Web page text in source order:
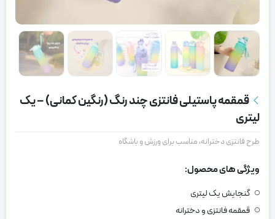
قمقمه پاستیلی فانتزی چند رنگ (رنگین کمانی) – یک
لیتری
طرح فانتزی دخترانه، مناسب برای ورزش و باشگاه
ویژگی های محصول:
گنجایش یک لیتری
قمقمه فانتزی و دخترانه